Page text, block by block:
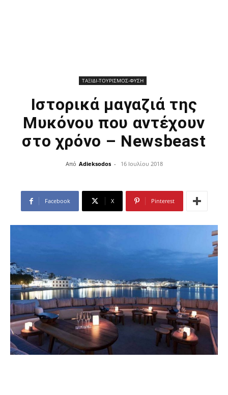
ΤΑΞΙΔΙ-ΤΟΥΡΙΣΜΟΣ-ΦΥΣΗ
Ιστορικά μαγαζιά της
Μυκόνου που αντέχουν
στο χρόνο – Newsbeast
Από Adieksodos - 16 Ιουλίου 2018
Facebook X Pinterest